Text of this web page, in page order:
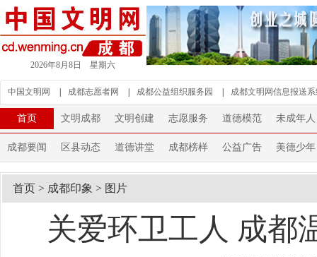
2026年8月8日 星期六
中国文明网 成都志愿者网 成都公益组织服务园 成都文明网信息报送
首页 文明成都 文明创建 志愿服务 道德模范 未成年人
成都要闻 区县动态 道德讲堂 成都榜样 公益广告 美德少年
首页 > 成都印象 > 图片
关爱环卫工人 成都